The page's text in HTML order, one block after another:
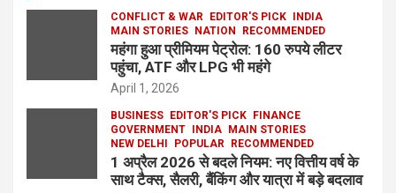
CONFLICT & WAR EDITOR'S PICK
INDIA
MAIN STORIES
NATION RECOMMENDED
महंगा हुआ प्रीमियम पेट्रोल: 160 रुपये लीटर
पहुंचा, ATF और LPG भी महंगे
April 1, 2026
BUSINESS EDITOR'S PICK
FINANCE
GOVERNMENT
INDIA
MAIN STORIES
NEW DELHI
POPULAR RECOMMENDED
1 अप्रैल 2026 से बदले नियम: नए वित्तीय वर्ष के
साथ टैक्स, सैलरी, बैंकिंग और यात्रा में बड़े बदलाव